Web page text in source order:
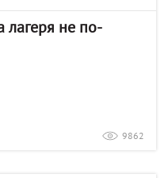
лагеря не по-
9862